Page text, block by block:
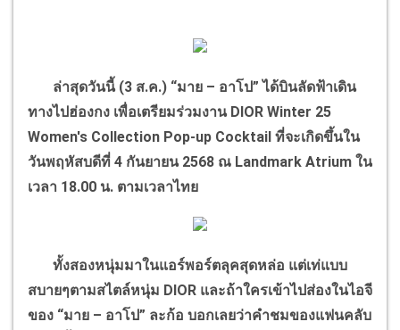
ล่าสุดวันนี้ (3 ส.ค.) “มาย – อาโป” ได้บินลัดฟ้าเดิน
ทางไปฮ่องกง เพื่อเตรียมร่วมงาน DIOR Winter 25
Women's Collection Pop-up Cocktail ที่จะเกิดขึ้นใน
วันพฤหัสบดีที่ 4 กันยายน 2568 ณ Landmark Atrium ใน
เวลา 18.00 น. ตามเวลาไทย
ทั้งสองหนุ่มมาในแอร์พอร์ตลุคสุดหล่อ แต่เท่แบบ
สบายๆตามสไตล์หนุ่ม DIOR และถ้าใครเข้าไปส่องในไอจี
ของ “มาย – อาโป” ละก้อ บอกเลยว่าคำชมของแฟนคลับ